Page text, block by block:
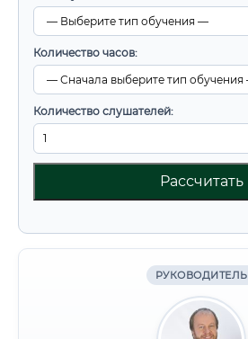
Количество часов:
Количество слушателей:
Рассчитать
РУКОВОДИТЕЛЬ